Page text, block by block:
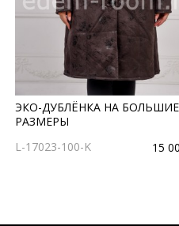
ЭКО-ДУБЛЁНКА НА БОЛЬШИЕ
РАЗМЕРЫ
L-17023-100-K
15